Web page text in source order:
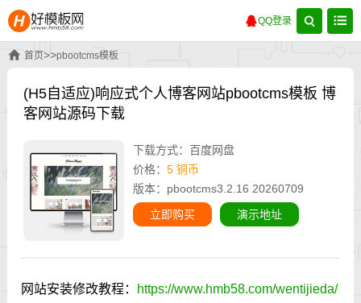
QQ登录
首页>>pbootcms模板
(H5自适应)响应式个人博客网站pbootcms模板 博
客网站源码下载
下载方式：百度网盘
价格：5 铜币
版本：pbootcms3.2.16 20260709
立即购买
演示地址
网站安装修改教程： https://www.hmb58.com/wentijieda/